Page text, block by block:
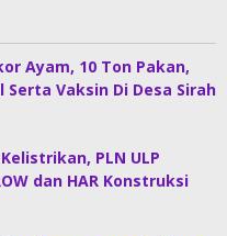
Ayam, 10 Ton Pakan,
Serta Vaksin Di Desa Sirah
PLN ULP
dan HAR Konstruksi